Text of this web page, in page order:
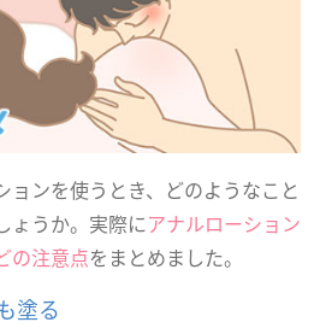
ョンを使うとき、どのようなこと
ょうか。実際にアナルローション
の注意点をまとめました。
塗る